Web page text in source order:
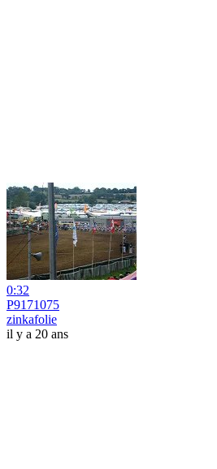
0:32
P9171075
zinkafolie
il y a 20 ans